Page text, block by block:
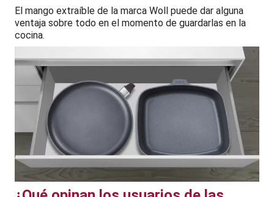
El mango extraíble de la marca Woll puede dar alguna
ventaja sobre todo en el momento de guardarlas en la
cocina.